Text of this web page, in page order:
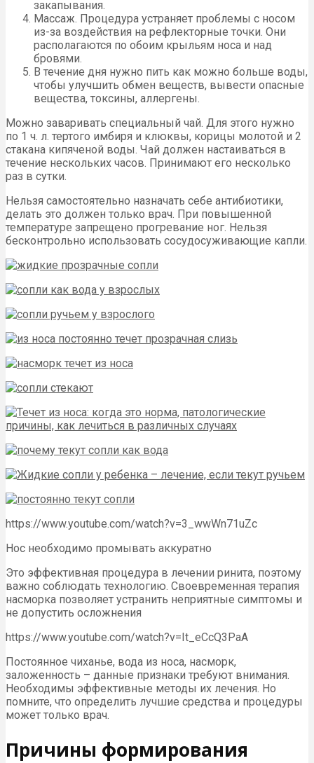
закапывания.
Массаж. Процедура устраняет проблемы с носом
из-за воздействия на рефлекторные точки. Они
располагаются по обоим крыльям носа и над
бровями.
В течение дня нужно пить как можно больше воды,
чтобы улучшить обмен веществ, вывести опасные
вещества, токсины, аллергены.
Можно заваривать специальный чай. Для этого нужно
по 1 ч. л. тертого имбиря и клюквы, корицы молотой и 2
стакана кипяченой воды. Чай должен настаиваться в
течение нескольких часов. Принимают его несколько
раз в сутки.
Нельзя самостоятельно назначать себе антибиотики,
делать это должен только врач. При повышенной
температуре запрещено прогревание ног. Нельзя
бесконтрольно использовать сосудосуживающие капли.
https://www.youtube.com/watch?v=3_wwWn71uZc
Нос необходимо промывать аккуратно
Это эффективная процедура в лечении ринита, поэтому
важно соблюдать технологию. Своевременная терапия
насморка позволяет устранить неприятные симптомы и
не допустить осложнения
https://www.youtube.com/watch?v=It_eCcQ3PaA
Постоянное чиханье, вода из носа, насморк,
заложенность – данные признаки требуют внимания.
Необходимы эффективные методы их лечения. Но
помните, что определить лучшие средства и процедуры
может только врач.
Причины формирования